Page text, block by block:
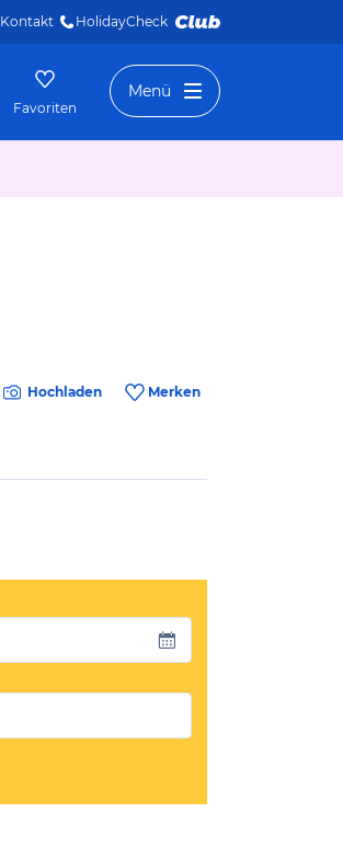
Kontakt HolidayCheck
Favoriten
Menü
Hochladen Merken